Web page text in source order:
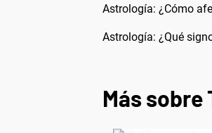
Astrología: ¿Cómo
Astrología: ¿Qué
Más sobre